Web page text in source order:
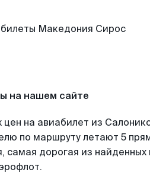
на нашем сайте
цен на авиабилет из
по маршруту летают 5
самая дорогая из